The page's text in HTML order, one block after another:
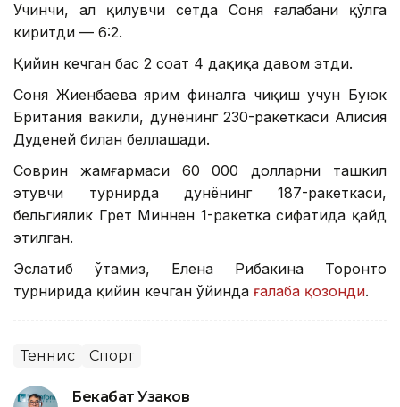
Учинчи, ҳал қилувчи сетда Соня ғалабани қўлга
киритди — 6:2.
Қийин кечган баҳс 2 соат 4 дақиқа давом этди.
Соня Жиенбаева ярим финалга чиқиш учун Буюк
Британия вакили, дунёнинг 230-ракеткаси Алисия
Дуденей билан беллашади.
Соврин жамғармаси 60 000 долларни ташкил
этувчи турнирда дунёнинг 187-ракеткаси,
бельгиялик Грет Миннен 1-ракетка сифатида қайд
этилган.
Эслатиб ўтамиз, Елена Рибакина Торонто
турнирида қийин кечган ўйинда ғалаба қозонди.
Теннис Спорт
Бекабат Узаков